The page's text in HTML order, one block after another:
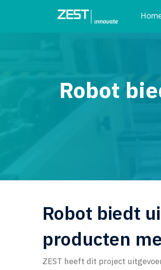
Robot
Robot biedt
producten
ZEST heeft dit project